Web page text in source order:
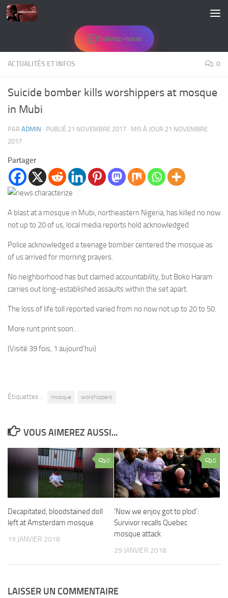
Skip to content
Suivez-nous
ACTUALITÉS ET INFOS 0
Suicide bomber kills worshippers at mosque
in Mubi
PAR ADMIN · PUBLIÉ 21 NOVEMBRE 2017 · MIS À JOUR 21 NOVEMBRE
2017
Partager
A blast at a mosque in Mubi, northeastern Nigeria, has killed no now
not up to 20 of us, local media reports hold acknowledged.
Police acknowledged a teenage bomber centered the mosque as
of us arrived for morning prayers.
No neighborhood has but claimed accountability, but Boko Haram
carries out long-established assaults within the set apart.
The loss of life toll reported varied from no now not up to 20 to 50.
More runt print soon…
(Visité 39 fois, 1 aujourd'hui)
Étiquettes : mosque worshippers
VOUS AIMEREZ AUSSI...
0
Decapitated, bloodstained doll
left at Amsterdam mosque
19 JANVIER 2018
0
‘Now we enjoy got to plod’:
Survivor recalls Quebec
mosque attack
29 JANVIER 2018
LAISSER UN COMMENTAIRE